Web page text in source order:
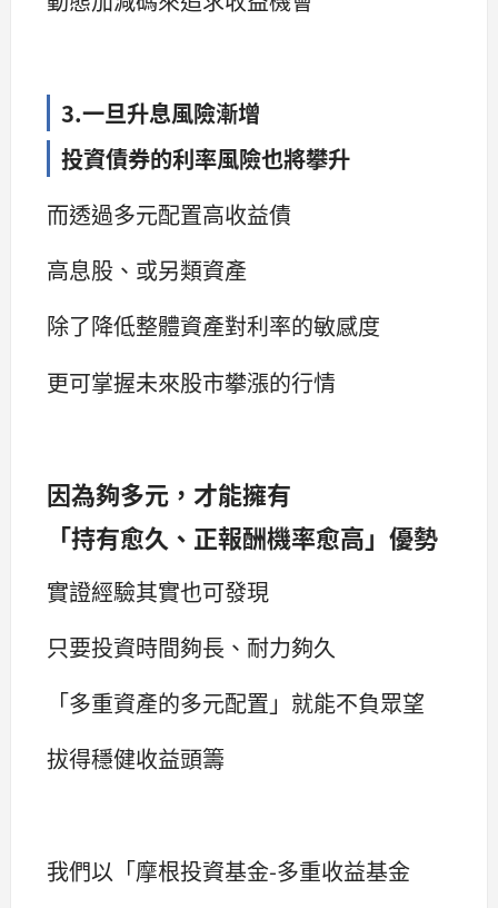
3.一旦升息風險漸增
投資債券的利率風險也將攀升
而透過多元配置高收益債
高息股、或另類資產
除了降低整體資產對利率的敏感度
更可掌握未來股市攀漲的行情
因為夠多元，才能擁有
「持有愈久、正報酬機率愈高」 優勢
實證經驗其實也可發現
只要投資時間夠長、耐力夠久
「多重資產的多元配置」就能不負眾望
拔得穩健收益頭籌
我們以「摩根投資基金-多重收益基金